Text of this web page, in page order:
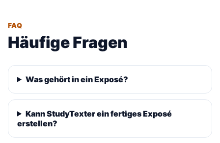
FAQ
Häufige Fragen
Was gehört in ein Exposé?
Kann StudyTexter ein fertiges Exposé
erstellen?